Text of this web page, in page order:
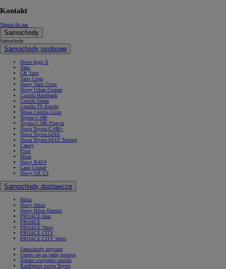
Kontakt
Napisz do nas
Samochody
Samochody
Samochody osobowe
Nowe Aygo X
Yaris
GR Yaris
Yaris Cross
Nowy Yaris Cross
Nowy Urban Cruiser
Corolla Hatchback
Corolla Sedan
Corolla TS Kombi
Nowa Corolla Cross
Toyota C-HR
Toyota C-HR Plug-in
Nowa Toyota C-HR+
Nowa Toyota bZ4X
Nowa Toyota bZ4X Touring
Camry
Prius
Mirai
Nowy RAV4
Land Cruiser
Nowy GR GT
Samochody dostawcze
Hilux
Nowy Hilux
Nowy Hilux Electric
PROACE Max
PROACE
PROACE Verso
PROACE CITY
PROACE CITY Verso
Samochody używane
Umów się na jazdę testową
Zobacz wszystkie cenniki
Konfiguruj swoją Toyotę